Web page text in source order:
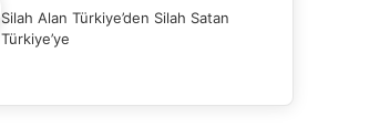
Silah Alan Türkiye’den Silah Satan
Türkiye’ye